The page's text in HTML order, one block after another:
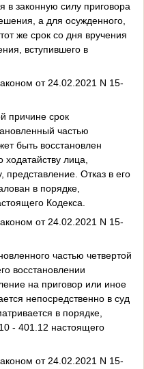
в законную силу приговора
а для осужденного,
же срок со дня вручения
вступившего в
от 24.02.2021 N 15-
причине срок
частью
быть восстановлен
ходатайству лица,
Отказ в его
в порядке,
Кодекса.
от 24.02.2021 N 15-
частью четвертой
восстановлении
на приговор или иное
непосредственно в суд
в порядке,
- 401.12 настоящего
от 24.02.2021 N 15-